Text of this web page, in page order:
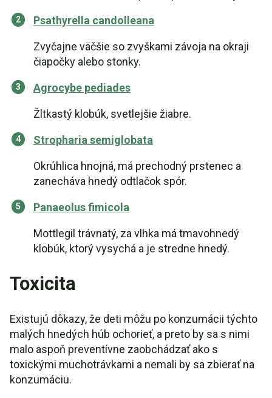
Psathyrella candolleana
Zvyčajne väčšie so zvyškami závoja na okraji
čiapočky alebo stonky.
Agrocybe pediades
Žltkastý klobúk, svetlejšie žiabre.
Stropharia semiglobata
Okrúhlica hnojná, má prechodný prstenec a
zanecháva hnedý odtlačok spór.
Panaeolus fimicola
Mottlegil trávnatý, za vlhka má tmavohnedý
klobúk, ktorý vysychá a je stredne hnedý.
Toxicita
Existujú dôkazy, že deti môžu po konzumácii týchto
malých hnedých húb ochorieť, a preto by sa s nimi
malo aspoň preventívne zaobchádzať ako s
toxickými muchotrávkami a nemali by sa zbierať na
konzumáciu.